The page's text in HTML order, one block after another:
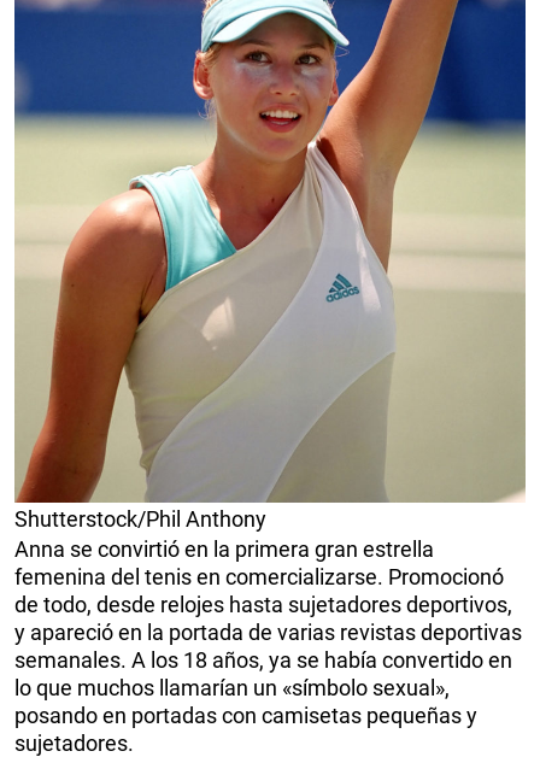
Shutterstock/Phil Anthony
Anna se convirtió en la primera gran estrella
femenina del tenis en comercializarse. Promocionó
de todo, desde relojes hasta sujetadores deportivos,
y apareció en la portada de varias revistas deportivas
semanales. A los 18 años, ya se había convertido en
lo que muchos llamarían un «símbolo sexual»,
posando en portadas con camisetas pequeñas y
sujetadores.